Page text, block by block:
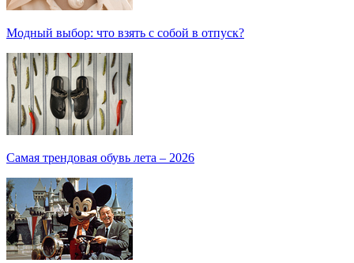
Модный выбор: что взять с собой в отпуск?
Самая трендовая обувь лета – 2026